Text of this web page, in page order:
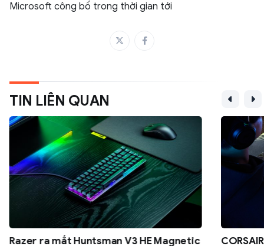
Microsoft công bố trong thời gian tới
TIN LIÊN QUAN
Razer ra mắt Huntsman V3 HE Magnetic